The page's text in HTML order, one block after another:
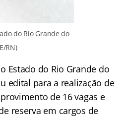
do Rio Grande do
RN)
Estado do Rio Grande do
edital para a realização de
de 16 vagas e
reserva em cargos de